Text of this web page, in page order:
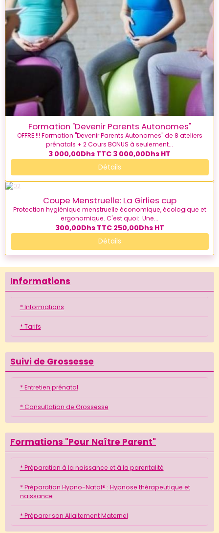
Formation "Devenir Parents Autonomes"
OFFRE !!! Formation "Devenir Parents Autonomes" de 8 ateliers
prénatals + 2 Cours BONUS à seulement...
3 000,00Dhs TTC 3 000,00Dhs HT
Détails
Coupe Menstruelle: La Girlies cup
Protection hygiénique menstruelle économique, écologique et
ergonomique. C'est quoi: Une...
300,00Dhs TTC 250,00Dhs HT
Détails
Informations
* Informations
* Tarifs
Suivi de Grossesse
* Entretien prénatal
* Consultation de Grossesse
Formations "Pour Naître Parent"
* Préparation à la naissance et à la parentalité
* Préparation Hypno-Natal® : Hypnose thérapeutique et
naissance
* Préparer son Allaitement Maternel